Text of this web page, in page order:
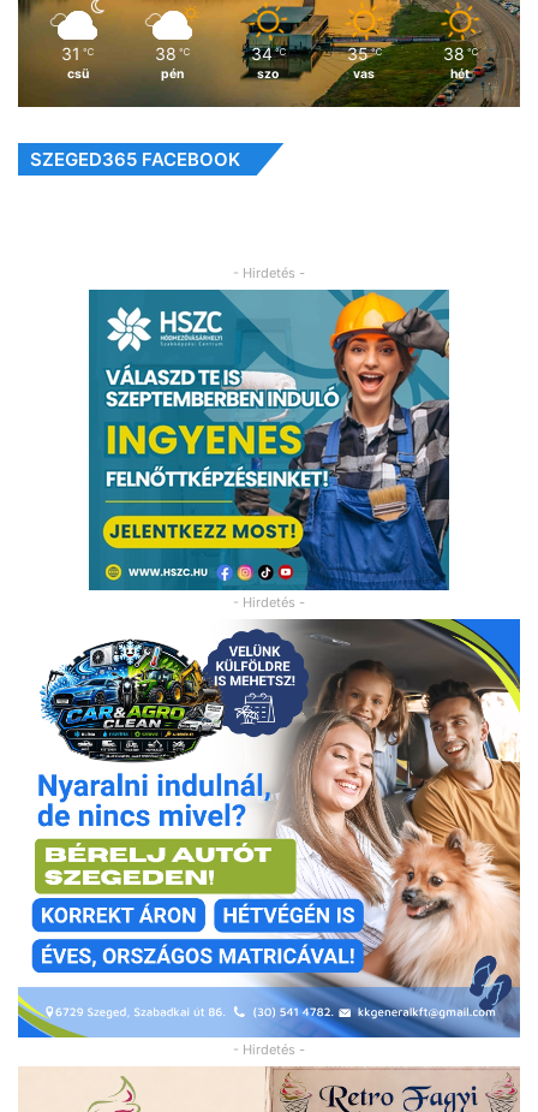
31 ℃
csü
38 ℃
pén
34 ℃
szo
35 ℃
vas
38 ℃
hét
SZEGED365 FACEBOOK
- Hirdetés -
- Hirdetés -
- Hirdetés -